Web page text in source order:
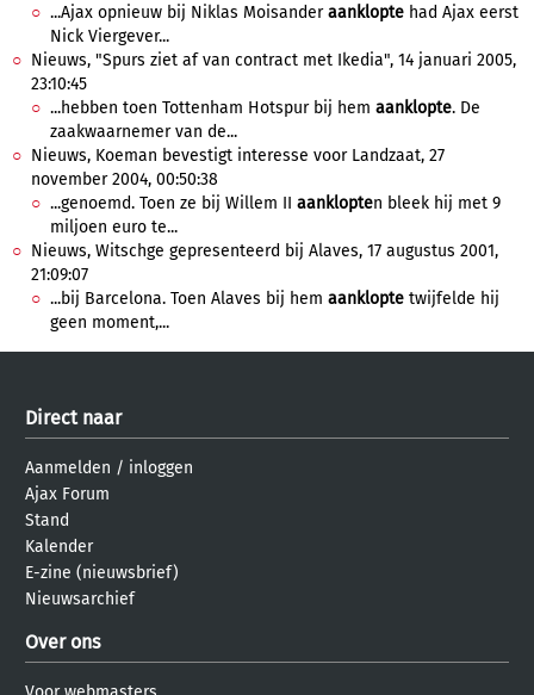
...Ajax opnieuw bij Niklas Moisanderaanklopte had Ajax eerst
Nick Viergever...
Nieuws, "Spurs ziet af van contract met Ikedia", 14 januari 2005,
23:10:45
...hebben toen Tottenham Hotspur bij hem aanklopte. De
zaakwaarnemer van de...
Nieuws, Koeman bevestigt interesse voor Landzaat, 27
november 2004, 00:50:38
...genoemd. Toen ze bij Willem II aanklopten bleek hij met 9
miljoen euro te...
Nieuws, Witschge gepresenteerd bij Alaves, 17 augustus 2001,
21:09:07
...bij Barcelona. Toen Alaves bij hem aanklopte twijfelde hij
geen moment,...
Direct naar
Aanmelden / inloggen
Ajax Forum
Stand
Kalender
E-zine (nieuwsbrief)
Nieuwsarchief
Over ons